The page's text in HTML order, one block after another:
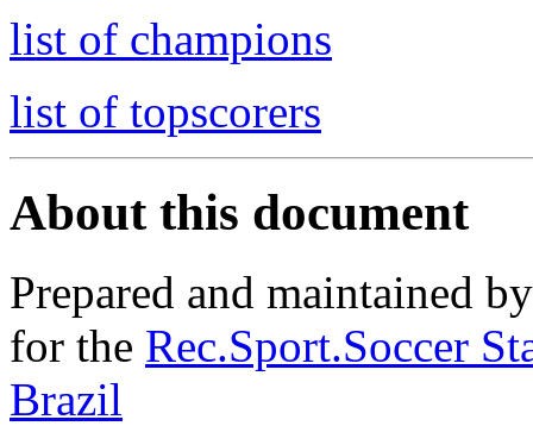
list of champions
list of topscorers
About this document
Prepared and maintained
for the Rec.Sport.Soccer
Brazil